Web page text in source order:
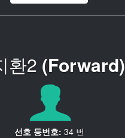
환2 (Forward)
선호 등번호: 34 번